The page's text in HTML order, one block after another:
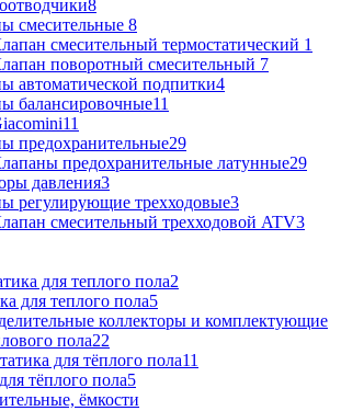
8
cмесительные 8
cмесительный термостатический 1
поворотный cмесительный 7
автоматической подпитки4
балансировочные11
11
предохранительные29
предохранительные латунные29
давления3
регулирующие трехходовые3
смесительный трехходовой ATV3
для теплого пола2
для теплого пола5
коллекторы и комплектующие
пола22
для тёплого пола11
тёплого пола5
ёмкости